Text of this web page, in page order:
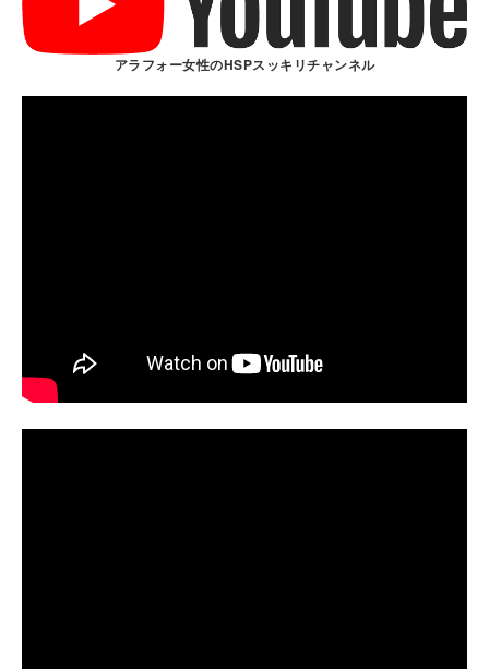
アラフォー女性のHSPスッキリチャンネル